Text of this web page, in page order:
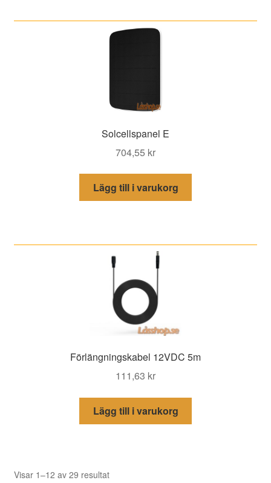
Solcellspanel E
704,55 kr
Lägg till i varukorg
Förlängningskabel 12VDC 5m
111,63 kr
Lägg till i varukorg
Visar 1–12 av 29 resultatSortera